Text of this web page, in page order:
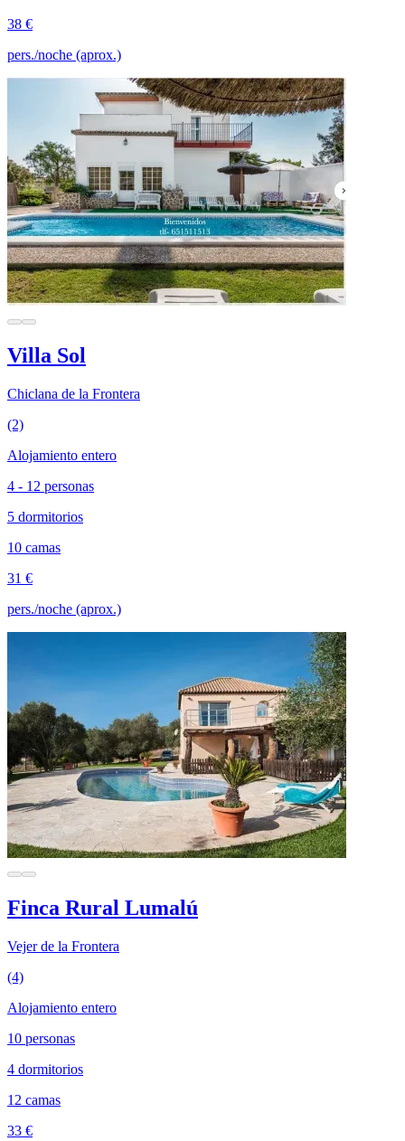
38 €
pers./noche (aprox.)
Villa Sol
Chiclana de la Frontera
(2)
Alojamiento entero
4 - 12 personas
5 dormitorios
10 camas
31 €
pers./noche (aprox.)
Finca Rural Lumalú
Vejer de la Frontera
(4)
Alojamiento entero
10 personas
4 dormitorios
12 camas
33 €